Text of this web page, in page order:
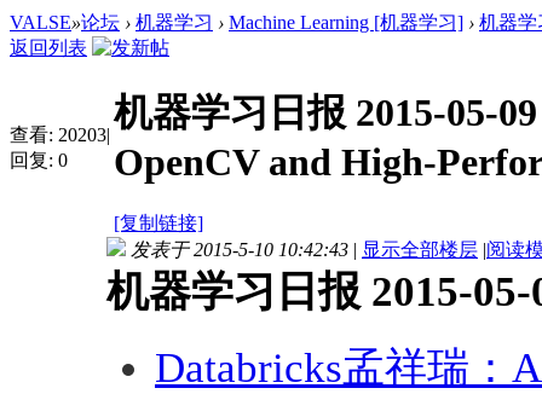
VALSE»论坛 › 机器学习 › Machine Learning [机器学习] › 机器学
返回列表
查看: 20203|
回复: 0
机器学习日报 2015-05-
OpenCV and High-
[复制链接]
发表于 2015-5-10 10:42:43 | 显示全部楼层 |阅读
机器学习日报 2015-05-
Databricks孟祥瑞：